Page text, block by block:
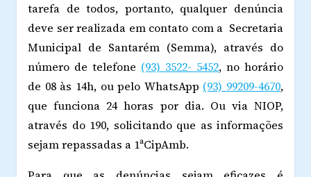
tarefa de todos, portanto, qualquer denúncia
deve ser realizada em contato com a Secretaria
Municipal de Santarém (Semma), através do
número de telefone (93) 3522- 5452, no horário
de 08 às 14h, ou pelo WhatsApp (93) 99209-4670,
que funciona 24 horas por dia. Ou via NIOP,
através do 190, solicitando que as informações
sejam repassadas a 1ªCipAmb.